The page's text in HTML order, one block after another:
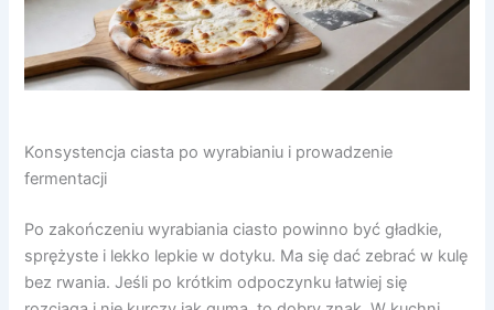
Konsystencja ciasta po wyrabianiu i prowadzenie
fermentacji
Po zakończeniu wyrabiania ciasto powinno być gładkie,
sprężyste i lekko lepkie w dotyku. Ma się dać zebrać w kulę
bez rwania. Jeśli po krótkim odpoczynku łatwiej się